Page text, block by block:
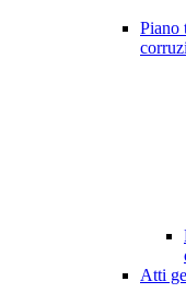
Piano
Atti